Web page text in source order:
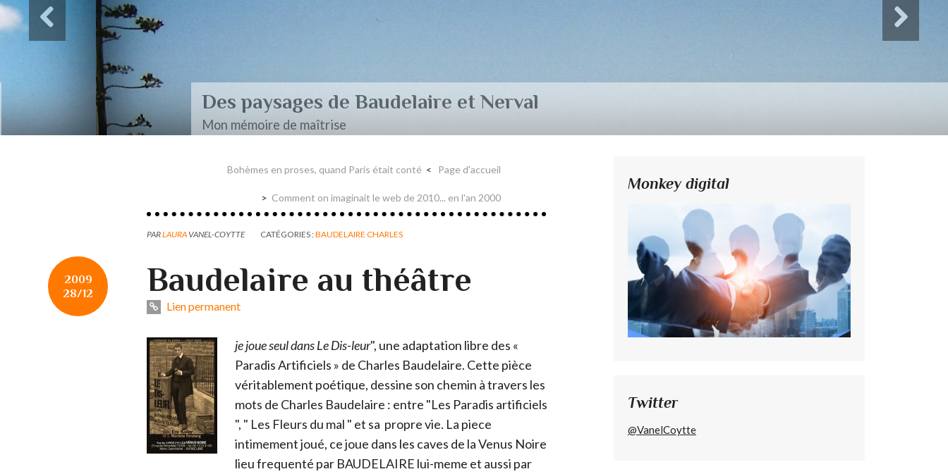
Des paysages de Baudelaire et Nerval
Mon mémoire de maîtrise
Bohèmes en proses, quand Paris était conté Page d'accueil
Comment on imaginait le web de 2010... en l'an 2000
PARLAURA VANEL-COYTTE CATÉGORIES :BAUDELAIRE CHARLES
2009
28/12
Baudelaire au théâtre
Lien permanent
je joue seul dans Le Dis-leur", une adaptation libre des «
Paradis Artificiels » de Charles Baudelaire. Cette pièce
véritablement poétique, dessine son chemin à travers les
mots de Charles Baudelaire : entre "Les Paradis artificiels
", " Les Fleurs du mal " et sa propre vie. La piece
intimement joué, ce joue dans les caves de la Venus Noire
lieu frequenté par BAUDELAIRE lui-meme et aussi par
Monkey digital
Twitter
@VanelCoytte